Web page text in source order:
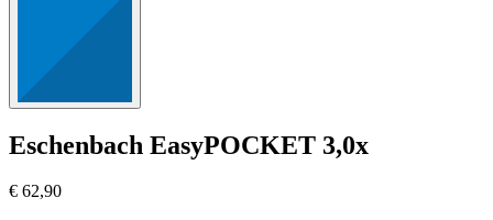
Eschenbach EasyPOCKET 3,0x
€ 62,90